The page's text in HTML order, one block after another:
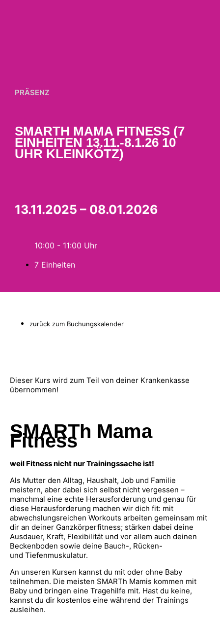
PRÄSENZ
SMARTH MAMA FITNESS (7
EINHEITEN 13.11.-8.1.26 10
UHR KLEINKÖTZ)
13.11.2025 – 08.01.2026
10:00 - 11:00
7 Einheiten
zurück zum Buchungskalender
Dieser Kurs wird zum Teil von deiner Krankenkasse
übernommen!
SMARTh Mama
Fitness
weil Fitness nicht nur Trainingssache ist!
Als Mutter den Alltag, Haushalt, Job und Familie
meistern, aber dabei sich selbst nicht vergessen –
manchmal eine echte Herausforderung und genau für
diese Herausforderung machen wir dich fit: mit
abwechslungsreichen Workouts arbeiten gemeinsam mit
dir an deiner Ganzkörperfitness; stärken dabei deine
Ausdauer, Kraft, Flexibilität und vor allem auch deinen
Beckenboden sowie deine Bauch-, Rücken-
und Tiefenmuskulatur.
An unseren Kursen kannst du mit oder ohne Baby
teilnehmen. Die meisten SMARTh Mamis kommen mit
Baby und bringen eine Tragehilfe mit. Hast du keine,
kannst du dir kostenlos eine während der Trainings
ausleihen.